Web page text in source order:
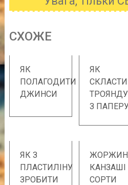
CХОЖE
ЯК
ПОЛАГОДИТИ
ДЖИНСИ
ЯК
СКЛАСТИ
ТРОЯНДУ
З
ЯК З
ПЛАСТИЛІНУ
ЗРОБИТИ
КАНЗАШІ
СОРТИ